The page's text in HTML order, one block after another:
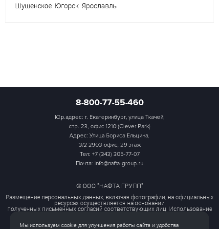
Шушенское Югорск Ярославль
8-800-77-55-460
Юр.адрес: г. Екатеринбург, улица Ткачей,
стр. 23, офис 1210 (Clever Park)
Адрес: Улица Бориса Ельцина,
3/2 2903 офис; 29 этаж
Тел: +7 (343) 305-77-07
Почта: info@nafta-group.ru
© ООО "НАФТА ГРУПП"
Размещение персональных данных, включая фотографии, на официальных
ресурсах осуществляется на основании
полученных письменных согласий соответствующих лиц. Использование
этих материалов третьими лицами
Мы используем cookie для улучшения работы сайта и удобства